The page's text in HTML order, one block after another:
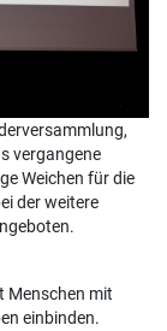
vergangene
Weichen für die
der weitere
Menschen mit
einbinden.